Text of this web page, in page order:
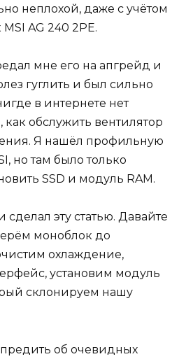
неплохой, даже с учётом
AG 240 2PE.
мне его на апгрейд и
гуглить и был сильно
в интернете нет
обслужить вентилятор
Я нашёл профильную
но там было только
SSD и модуль RAM.
эту статью. Давайте
моноблок до
охлаждение,
установим модуль
склонируем нашу
об очевидных